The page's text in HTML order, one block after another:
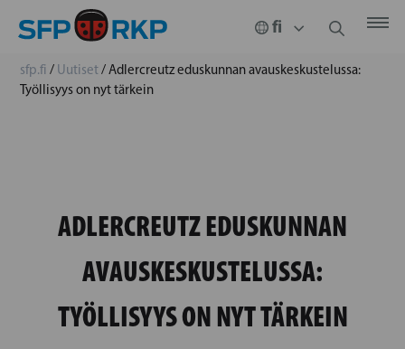
sfp.fi / Uutiset/Adlercreutz eduskunnan avauskeskustelussa:
Työllisyys on nyt tärkein
ADLERCREUTZ EDUSKUNNAN
AVAUSKESKUSTELUSSA:
TYÖLLISYYS ON NYT TÄRKEIN